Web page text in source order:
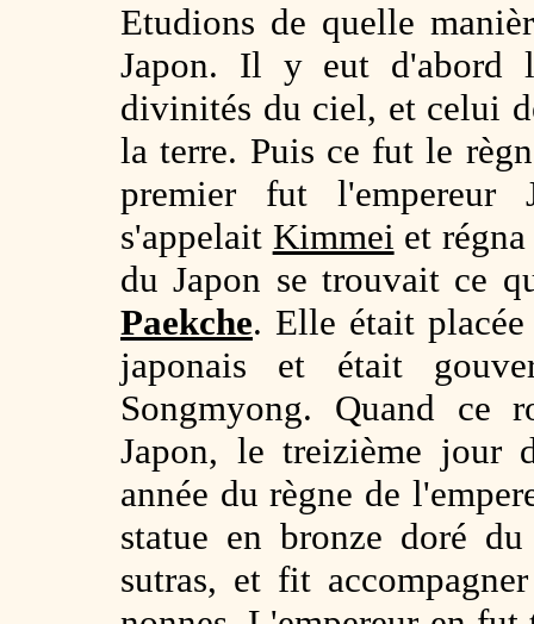
Etudions de quelle
Japon. Il y eut d'abord
divinités du ciel, et celui
la terre. Puis ce fut le
premier fut l'empereur
s'appelait Kimmei et
du Japon se trouvait ce
Paekche. Elle était placée
japonais et était
Songmyong. Quand ce
Japon, le treizième jour
année du règne de
statue en bronze doré
sutras, et fit